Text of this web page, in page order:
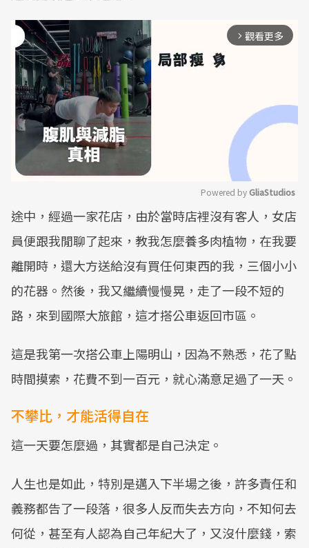
arrow_forward_ios 觀看更多
Mute
Powered by GliaStudios
途中，經過一家花店，由於當時店裡沒有客人，女店
員便跟我閒聊了起來，教我怎麼養多肉植物，在我要
離開時，還大方送給沒有買任何東西的我，三個小小
的花器。然後，我又繼續慢慢晃，走了一段不短的
路，來到國際大旅館，這才搭公車返回市區。
這是我第一次搭公車上陽明山，因為不熟悉，花了點
時間摸索，花費不到一百元，就心滿意足過了一天。
不攀比，才能活得自在
這一天要怎麼過，其實都是自己決定。
人生也是如此，特別是邁入下半場之後，許多責任和
義務都告了一段落，很多人反而失去方向，不知何去
何從，甚至有人認為自己年紀大了，又沒什麼錢，索